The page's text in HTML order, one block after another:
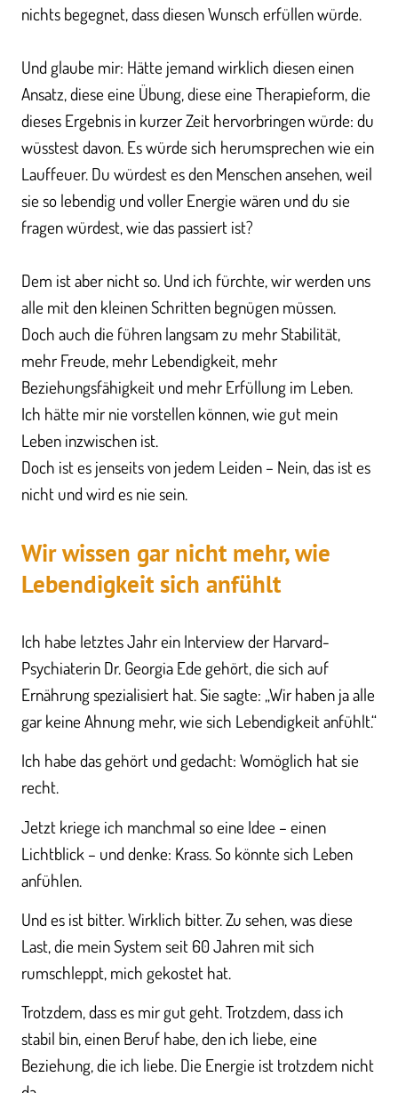
nichts begegnet, dass diesen Wunsch erfüllen würde.
Und glaube mir: Hätte jemand wirklich diesen einen
Ansatz, diese eine Übung, diese eine Therapieform, die
dieses Ergebnis in kurzer Zeit hervorbringen würde: du
wüsstest davon. Es würde sich herumsprechen wie ein
Lauffeuer. Du würdest es den Menschen ansehen, weil
sie so lebendig und voller Energie wären und du sie
fragen würdest, wie das passiert ist?
Dem ist aber nicht so. Und ich fürchte, wir werden uns
alle mit den kleinen Schritten begnügen müssen.
Doch auch die führen langsam zu mehr Stabilität,
mehr Freude, mehr Lebendigkeit, mehr
Beziehungsfähigkeit und mehr Erfüllung im Leben.
Ich hätte mir nie vorstellen können, wie gut mein
Leben inzwischen ist.
Doch ist es jenseits von jedem Leiden – Nein, das ist es
nicht und wird es nie sein.
Wir wissen gar nicht mehr, wie
Lebendigkeit sich anfühlt
Ich habe letztes Jahr ein Interview der Harvard-
Psychiaterin Dr. Georgia Ede gehört, die sich auf
Ernährung spezialisiert hat. Sie sagte: „Wir haben ja alle
gar keine Ahnung mehr, wie sich Lebendigkeit anfühlt.“
Ich habe das gehört und gedacht: Womöglich hat sie
recht.
Jetzt kriege ich manchmal so eine Idee – einen
Lichtblick – und denke: Krass. So könnte sich Leben
anfühlen.
Und es ist bitter. Wirklich bitter. Zu sehen, was diese
Last, die mein System seit 60 Jahren mit sich
rumschleppt, mich gekostet hat.
Trotzdem, dass es mir gut geht. Trotzdem, dass ich
stabil bin, einen Beruf habe, den ich liebe, eine
Beziehung, die ich liebe. Die Energie ist trotzdem nicht